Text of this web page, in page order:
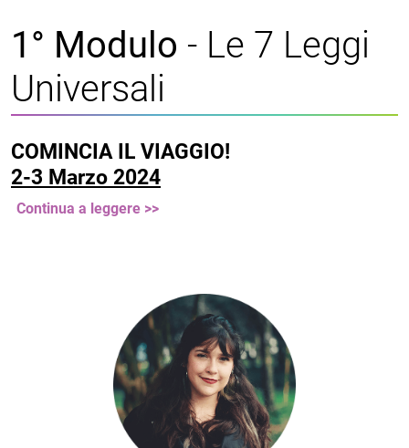
1° Modulo - Le 7 Leggi
Universali
COMINCIA IL VIAGGIO!
2-3 Marzo 2024
Continua a leggere >>